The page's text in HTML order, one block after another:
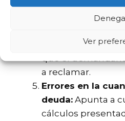
Ver
justifiquen la
Prescripción de
Falta de
a reclamar.
Errores en la
deuda: Apunta a
cálculos